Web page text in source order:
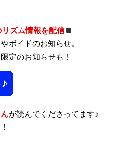
ズム情報を配信
ボイドのお知らせ。
定のお知らせも！
が読んでくださってます♪